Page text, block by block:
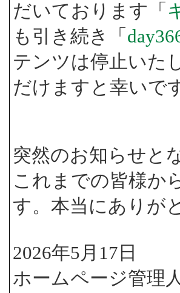
だいております「
も引き続き「
テンツは停止いた
だけますと幸いで
突然のお知らせと
これまでの皆様か
す。本当にありが
2026年5月17日
ホームページ管理